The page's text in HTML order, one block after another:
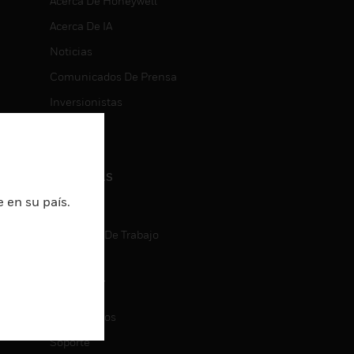
Acerca De IA
Noticias
Comunicados De Prensa
Inversionistas
CARRERAS
Carreras
Búsqueda De Trabajo
CONTACT
Contáctenos
Soporte
en su país.